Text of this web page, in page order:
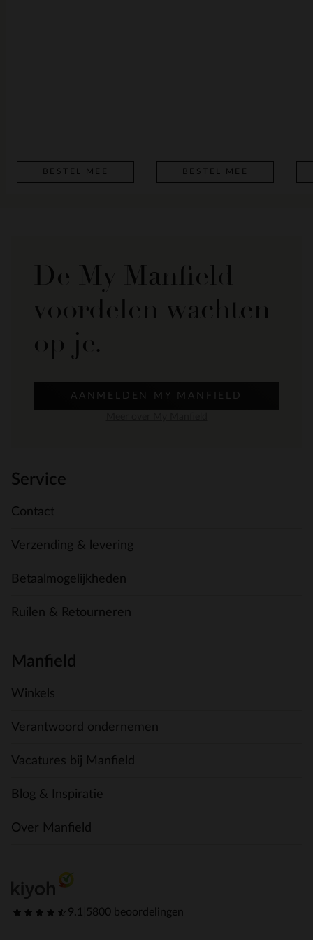
BESTEL MEE BESTEL MEE
De My Manfield
voordelen wachten
op je.
AANMELDEN MY MANFIELD
Service
Contact
Verzending & levering
Betaalmogelijkheden
Ruilen & Retourneren
Manfield
Winkels
Verantwoord ondernemen
Vacatures bij Manfield
Blog & Inspiratie
Over Manfield
9.1 5800 beoordelingen